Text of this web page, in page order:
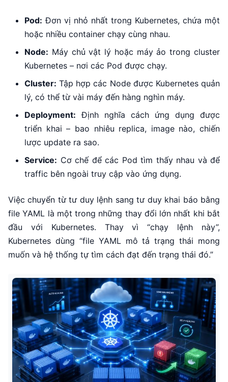
Pod: Đơn vị nhỏ nhất trong Kubernetes, chứa một
hoặc nhiều container chạy cùng nhau.
Node: Máy chủ vật lý hoặc máy ảo trong cluster
Kubernetes – nơi các Pod được chạy.
Cluster: Tập hợp các Node được Kubernetes quản
lý, có thể từ vài máy đến hàng nghìn máy.
Deployment: Định nghĩa cách ứng dụng được
triển khai – bao nhiêu replica, image nào, chiến
lược update ra sao.
Service: Cơ chế để các Pod tìm thấy nhau và để
traffic bên ngoài truy cập vào ứng dụng.
Việc chuyển từ tư duy lệnh sang tư duy khai báo bằng
file YAML là một trong những thay đổi lớn nhất khi bắt
đầu với Kubernetes. Thay vì “chạy lệnh này”,
Kubernetes dùng “file YAML mô tả trạng thái mong
muốn và hệ thống tự tìm cách đạt đến trạng thái đó.”